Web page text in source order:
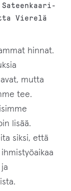
Vierelä
hinnat.
mutta
tee.
lisää.
siksi, että